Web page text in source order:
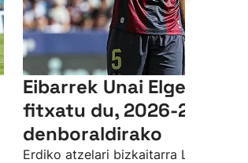
Eibarrek Unai Elgezabal
fitxatu du, 2026-2027
denboraldirako
Erdiko atzelari bizkaitarra Levante